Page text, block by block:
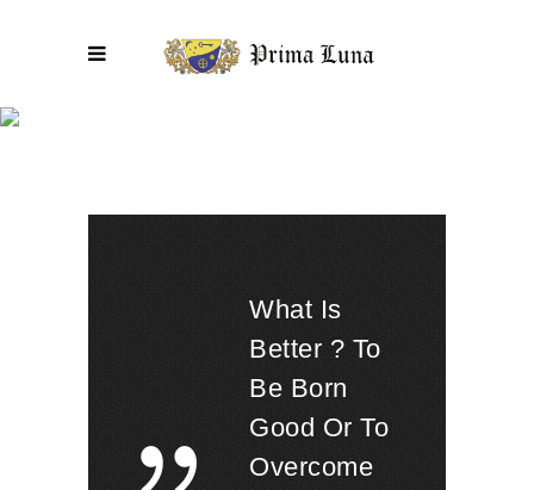
What Is
Better ? To
Be Born
Good Or To
Overcome